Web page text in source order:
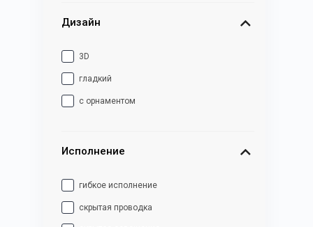
Дизайн
3D
гладкий
с орнаментом
Исполнение
гибкое исполнение
скрытая проводка